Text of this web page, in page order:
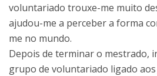
voluntariado trouxe-me muito
ajudou-me a perceber a forma
me no mundo.
Depois de terminar o mestrado,
grupo de voluntariado ligado aos